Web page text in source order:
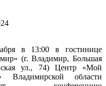
в 13:00 в гостинице
(г. Владимир, Большая
ул., 74) Центр «Мой
Владимирской области